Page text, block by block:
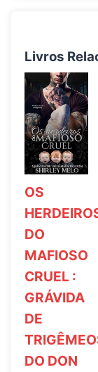
Livros
OS
DO
MAFIOSO
CRUEL :
GRÁVIDA
DE
DO DON